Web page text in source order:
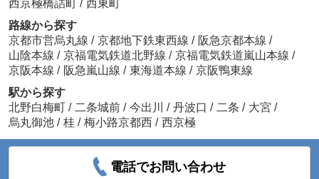
西京極橋詰町 / 西東町
路線から探す
京都市営烏丸線 / 京都地下鉄東西線 / 阪急京都本線 /
山陰本線 / 京福電気鉄道北野線 / 京福電気鉄道嵐山本線 /
京阪本線 / 阪急嵐山線 / 東海道本線 / 京阪鴨東線
駅から探す
北野白梅町 / 二条城前 / 今出川 / 丹波口 / 二条 / 大宮 /
烏丸御池 / 桂 / 梅小路京都西 / 西京極
電話でお問い合わせ